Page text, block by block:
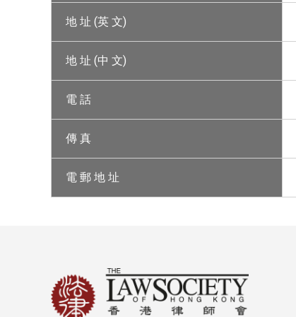
地 址 (英 文)
地 址 (中 文)
電 話
傳 真
電 郵 地 址